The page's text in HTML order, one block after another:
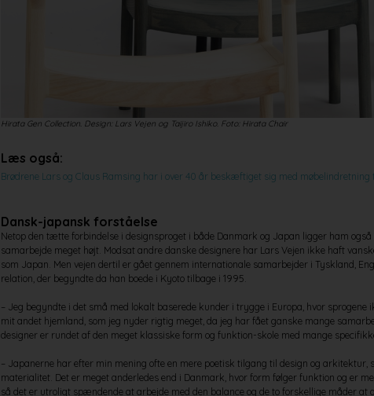
Hirata Gen Collection. Design: Lars Vejen og Taijiro Ishiko. Foto: Hirata Chair
Læs også:
Brødrene Lars og Claus Ramsing har i over 40 år beskæftiget sig med
Dansk-japansk forståelse
Netop den tætte forbindelse i designsproget i både Danmark og Japan ligger ham
samarbejde meget højt. Modsat andre danske designere har Lars Vejen ikke haft
som Japan. Men vejen dertil er gået gennem internationale samarbejder i Tyskland,
relation, der begyndte da han boede i Kyoto tilbage i 1995.
– Jeg begyndte i det små med lokalt baserede kunder i trygge i Europa, hvor
mit andet hjemland, som jeg nyder rigtig meget, da jeg har fået ganske mange
designer er rundet af den meget klassiske form og funktion-skole med mange
– Japanerne har efter min mening ofte en mere poetisk tilgang til design og
materialitet. Det er meget anderledes end i Danmark, hvor form følger funktion og er
så det er utroligt spændende at arbejde med den balance og de to forskellige måder at